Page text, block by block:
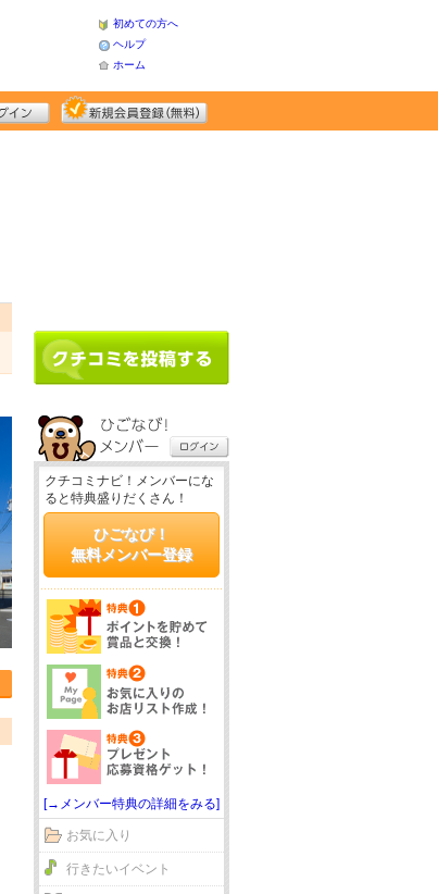
初めての方へ
ヘルプ
ホーム
クチコミナビ！メンバーにな
ると特典盛りだくさん！
ひごなび！
無料メンバー登録
[→メンバー特典の詳細をみる]
お気に入り
行きたいイベント